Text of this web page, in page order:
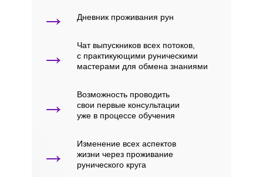
→
→
Дневник проживания рун
Чат выпускников всех потоков,
с практикующими руническими
мастерами для обмена знаниями
→
Возможность проводить
свои первые консультации
уже в процессе обучения
→
Изменение всех аспектов
жизни через проживание
рунического круга